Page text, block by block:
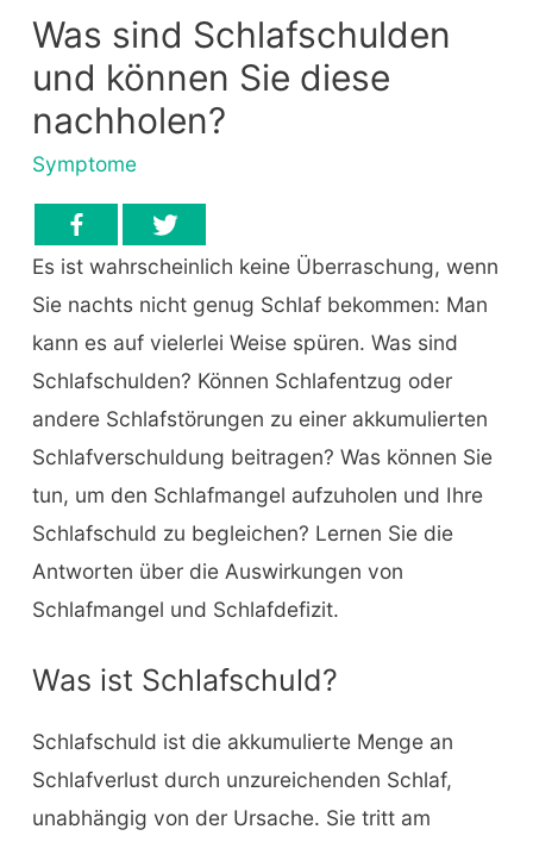
Was sind Schlafschulden
und können Sie diese
nachholen?
Symptome
Es ist wahrscheinlich keine Überraschung, wenn
Sie nachts nicht genug Schlaf bekommen: Man
kann es auf vielerlei Weise spüren. Was sind
Schlafschulden? Können Schlafentzug oder
andere Schlafstörungen zu einer akkumulierten
Schlafverschuldung beitragen? Was können Sie
tun, um den Schlafmangel aufzuholen und Ihre
Schlafschuld zu begleichen? Lernen Sie die
Antworten über die Auswirkungen von
Schlafmangel und Schlafdefizit.
Was ist Schlafschuld?
Schlafschuld ist die akkumulierte Menge an
Schlafverlust durch unzureichenden Schlaf,
unabhängig von der Ursache. Sie tritt am